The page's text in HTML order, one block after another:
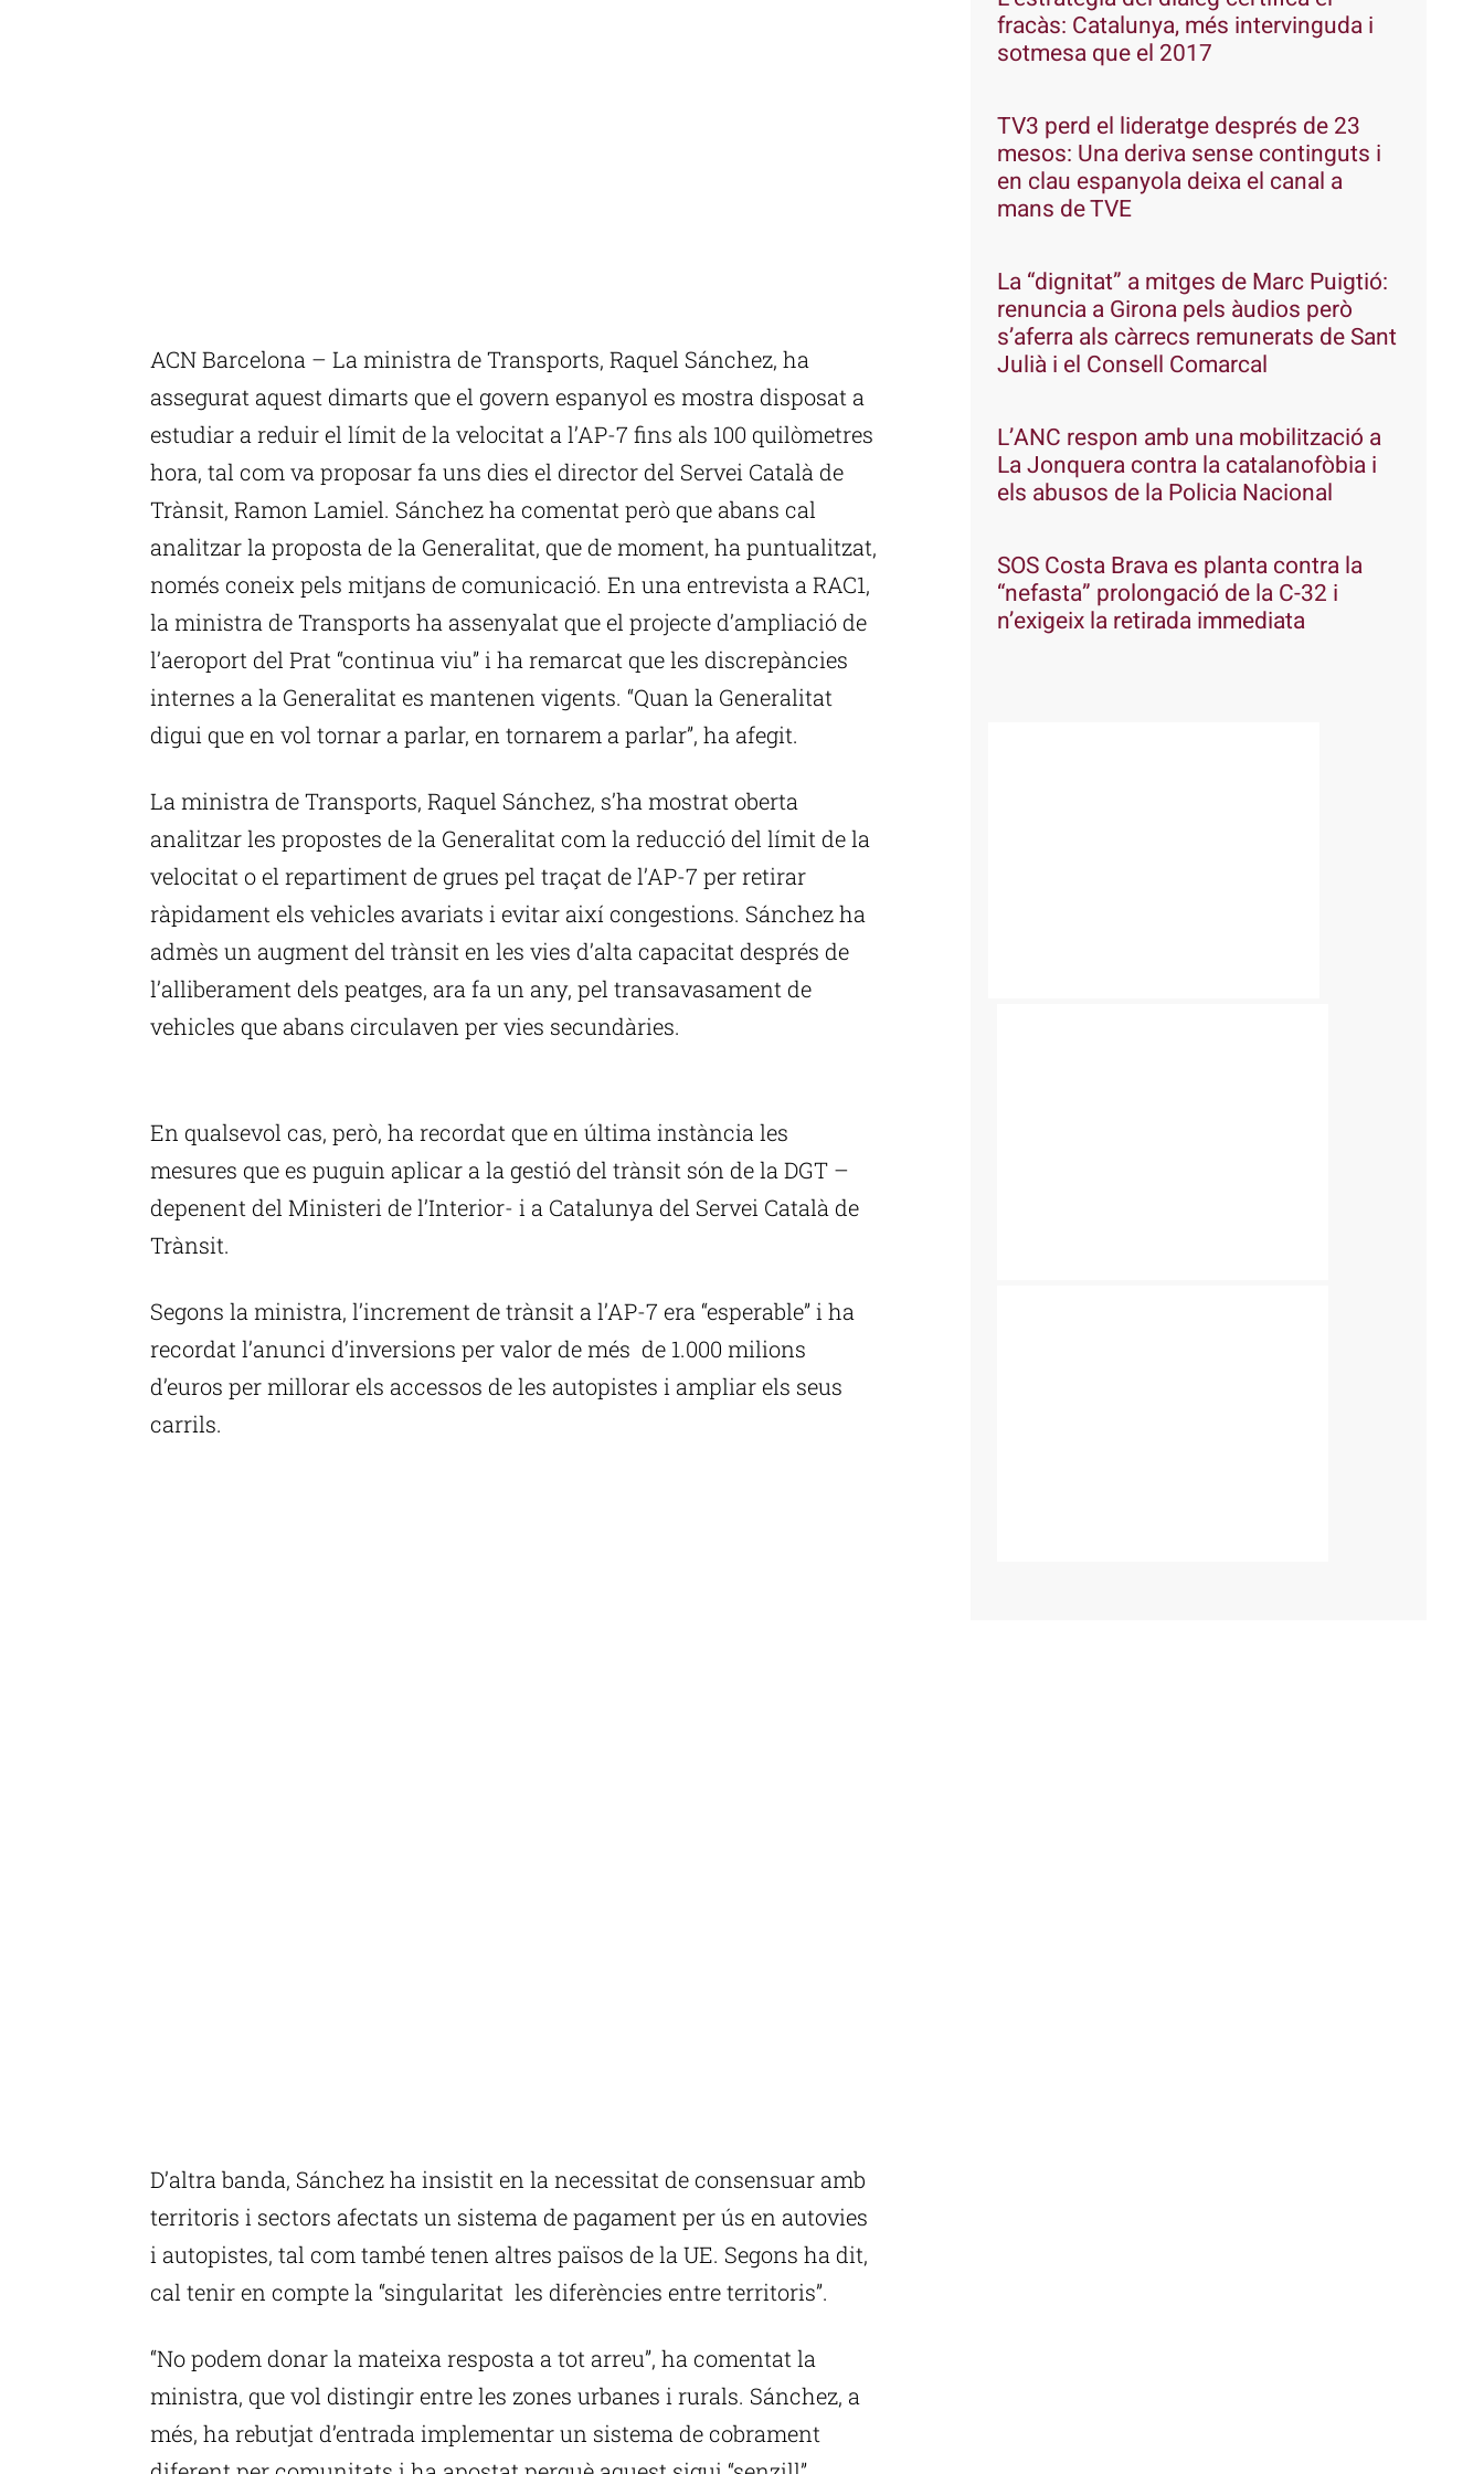
ACN Barcelona – La ministra de Transports, Raquel Sánchez, ha
assegurat aquest dimarts que el govern espanyol es mostra disposat a
estudiar a reduir el límit de la velocitat a l’AP-7 fins als 100 quilòmetres
hora, tal com va proposar fa uns dies el director del Servei Català de
Trànsit, Ramon Lamiel. Sánchez ha comentat però que abans cal
analitzar la proposta de la Generalitat, que de moment, ha puntualitzat,
només coneix pels mitjans de comunicació. En una entrevista a RAC1,
la ministra de Transports ha assenyalat que el projecte d’ampliació de
l’aeroport del Prat “continua viu” i ha remarcat que les discrepàncies
internes a la Generalitat es mantenen vigents. “Quan la Generalitat
digui que en vol tornar a parlar, en tornarem a parlar”, ha afegit.
La ministra de Transports, Raquel Sánchez, s’ha mostrat oberta
analitzar les propostes de la Generalitat com la reducció del límit de la
velocitat o el repartiment de grues pel traçat de l’AP-7 per retirar
ràpidament els vehicles avariats i evitar així congestions. Sánchez ha
admès un augment del trànsit en les vies d’alta capacitat després de
l’alliberament dels peatges, ara fa un any, pel transavasament de
vehicles que abans circulaven per vies secundàries.
En qualsevol cas, però, ha recordat que en última instància les
mesures que es puguin aplicar a la gestió del trànsit són de la DGT –
depenent del Ministeri de l’Interior- i a Catalunya del Servei Català de
Trànsit.
Segons la ministra, l’increment de trànsit a l’AP-7 era “esperable” i ha
recordat l’anunci d’inversions per valor de més de 1.000 milions
d’euros per millorar els accessos de les autopistes i ampliar els seus
carrils.
D’altra banda, Sánchez ha insistit en la necessitat de consensuar amb
territoris i sectors afectats un sistema de pagament per ús en autovies
i autopistes, tal com també tenen altres països de la UE. Segons ha dit,
cal tenir en compte la “singularitat les diferències entre territoris”.
“No podem donar la mateixa resposta a tot arreu”, ha comentat la
ministra, que vol distingir entre les zones urbanes i rurals. Sánchez, a
més, ha rebutjat d’entrada implementar un sistema de cobrament
fracàs: Catalunya, més intervinguda i
sotmesa que el 2017
TV3 perd el lideratge després de 23
mesos: Una deriva sense continguts i
en clau espanyola deixa el canal a
mans de TVE
La “dignitat” a mitges de Marc Puigtió:
renuncia a Girona pels àudios però
s’aferra als càrrecs remunerats de Sant
Julià i el Consell Comarcal
L’ANC respon amb una mobilització a
La Jonquera contra la catalanofòbia i
els abusos de la Policia Nacional
SOS Costa Brava es planta contra la
“nefasta” prolongació de la C-32 i
n’exigeix la retirada immediata